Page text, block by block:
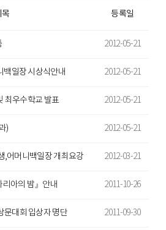
목 등록일
2012-05-21
백일장 시상식안내 2012-05-21
최우수학교 발표 2012-05-21
) 2012-05-21
,어머니백일장 개최요강 2012-03-21
리아의 밤』안내 2011-10-26
문대회 입상자 명단 2011-09-30